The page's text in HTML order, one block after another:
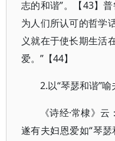
志的和谐”。【43】
为人们所认可的哲学
义就在于使长期生活
爱。”【44】
2.以“琴瑟和谐”喻
《诗经·常棣》
遂有夫妇恩爱如“琴